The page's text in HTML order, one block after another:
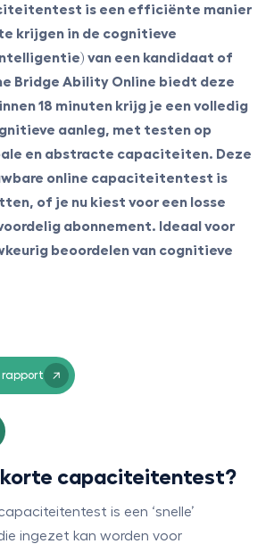
is een efficiënte manier
krijgen in de cognitieve
van een kandidaat of
Bridge Ability Online biedt deze
18 minuten krijg je een volledig
aanleg, met testen op
en abstracte capaciteiten. Deze
online capaciteitentest is
of je nu kiest voor een losse
abonnement. Ideaal voor
beoordelen van cognitieve
rapport
korte capaciteitentest?
is een ‘snelle’
ingezet kan worden voor